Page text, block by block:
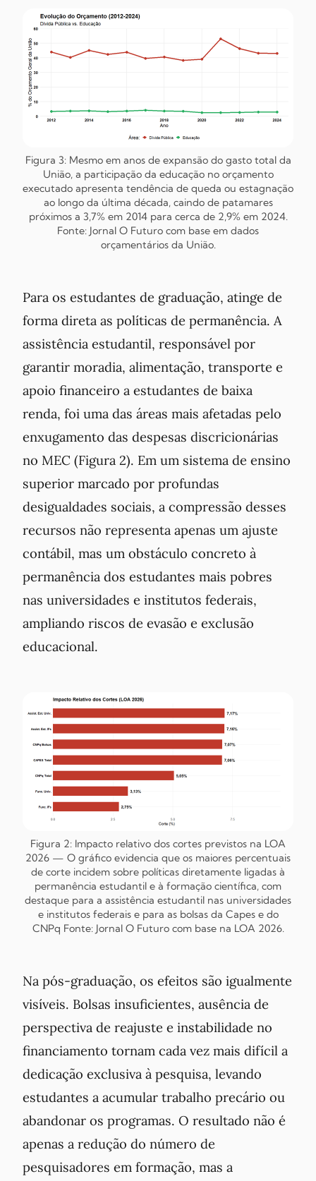
Figura 3: Mesmo em anos de expansão do gasto total da
União, a participação da educação no orçamento
executado apresenta tendência de queda ou estagnação
ao longo da última década, caindo de patamares
próximos a 3,7% em 2014 para cerca de 2,9% em 2024.
Fonte: Jornal O Futuro com base em dados
orçamentários da União.
Para os estudantes de graduação, atinge de
forma direta as políticas de permanência. A
assistência estudantil, responsável por
garantir moradia, alimentação, transporte e
apoio financeiro a estudantes de baixa
renda, foi uma das áreas mais afetadas pelo
enxugamento das despesas discricionárias
no MEC (Figura 2). Em um sistema de ensino
superior marcado por profundas
desigualdades sociais, a compressão desses
recursos não representa apenas um ajuste
contábil, mas um obstáculo concreto à
permanência dos estudantes mais pobres
nas universidades e institutos federais,
ampliando riscos de evasão e exclusão
educacional.
Figura 2: Impacto relativo dos cortes previstos na LOA
2026 — O gráfico evidencia que os maiores percentuais
de corte incidem sobre políticas diretamente ligadas à
permanência estudantil e à formação científica, com
destaque para a assistência estudantil nas universidades
e institutos federais e para as bolsas da Capes e do
CNPq Fonte: Jornal O Futuro com base na LOA 2026.
Na pós-graduação, os efeitos são igualmente
visíveis. Bolsas insuficientes, ausência de
perspectiva de reajuste e instabilidade no
financiamento tornam cada vez mais difícil a
dedicação exclusiva à pesquisa, levando
estudantes a acumular trabalho precário ou
abandonar os programas. O resultado não é
apenas a redução do número de
pesquisadores em formação, mas a